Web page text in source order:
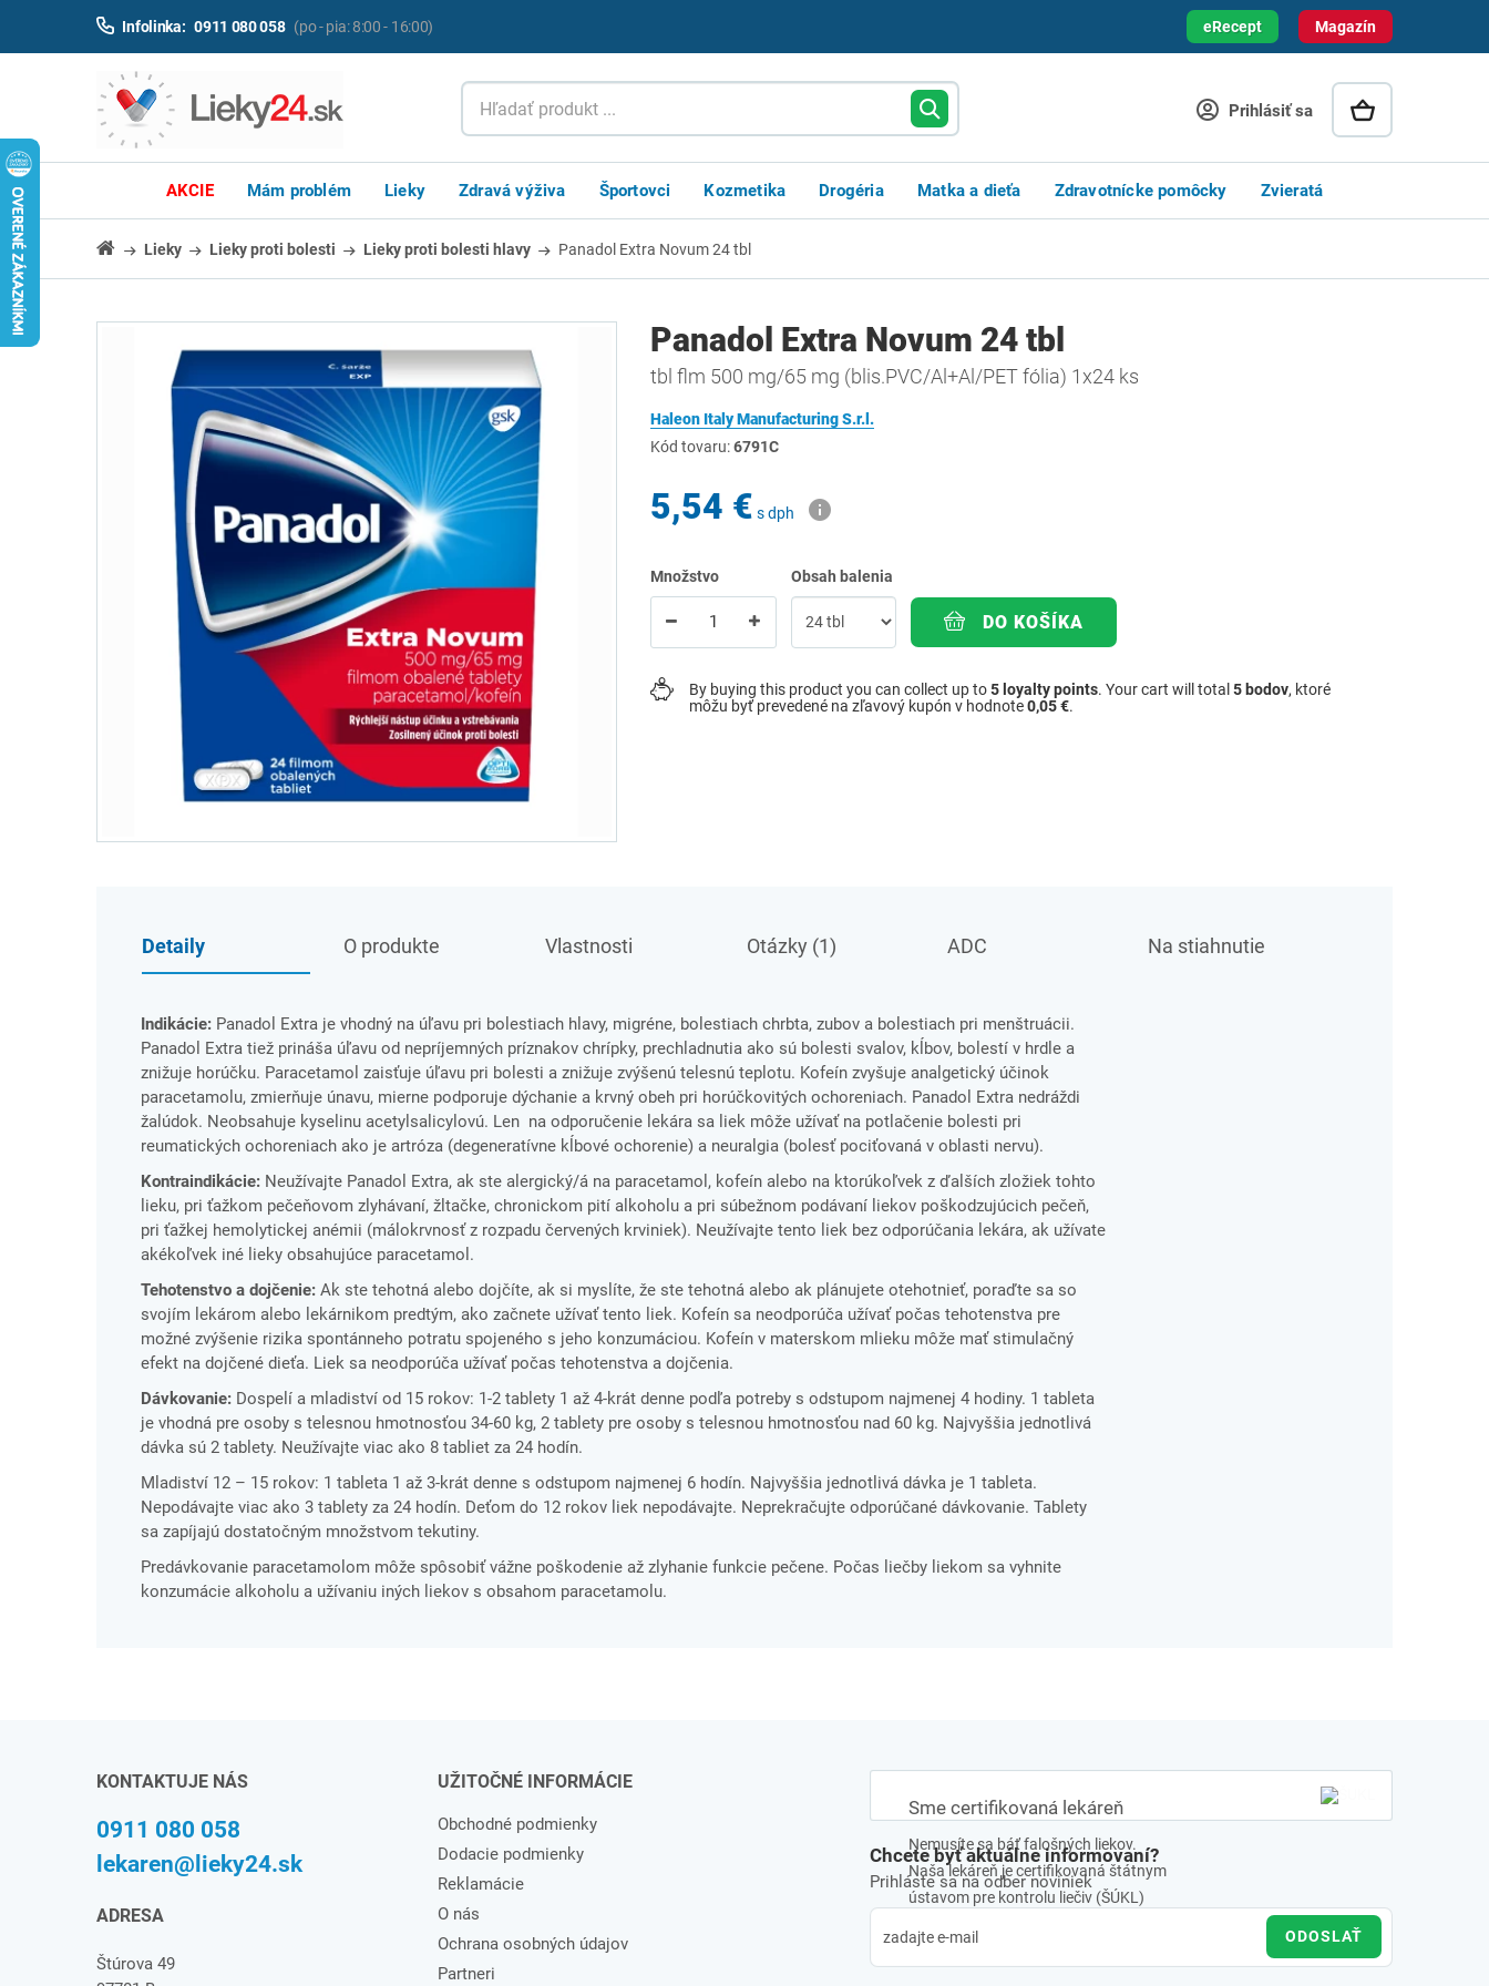
Magazín
Infolinka: 0911 080 058 (po - pia: 8:00 - 16:00) eRecept
Prihlásiť sa
AKCIE Mám problém Lieky Zdravá výživa Športovci Kozmetika Drogéria Matka a dieťa Zdravotnícke pomôcky Zvieratá
Lieky Lieky proti bolesti Lieky proti bolesti hlavy Panadol Extra Novum 24 tbl
Panadol Extra Novum 24 tbl
tbl flm 500 mg/65 mg (blis.PVC/Al+Al/PET fólia) 1x24 ks
Haleon Italy Manufacturing S.r.l.
Kód tovaru:6791C
5,54 € s dph
Množstvo Obsah balenia
DO KOŠÍKA
By buying this product you can collect up to5 loyalty points. Your cart will total 5 bodov, ktoré
môžu byť prevedené na zľavový kupón v hodnote0,05 €.
Detaily O produkte Vlastnosti Otázky (1) ADC Na stiahnutie
Indikácie: Panadol Extra je vhodný na úľavu pri bolestiach hlavy, migréne, bolestiach chrbta, zubov a bolestiach pri menštruácii.
Panadol Extra tiež prináša úľavu od nepríjemných príznakov chrípky, prechladnutia ako sú bolesti svalov, kĺbov, bolestí v hrdle a
znižuje horúčku. Paracetamol zaisťuje úľavu pri bolesti a znižuje zvýšenú telesnú teplotu. Kofeín zvyšuje analgetický účinok
paracetamolu, zmierňuje únavu, mierne podporuje dýchanie a krvný obeh pri horúčkovitých ochoreniach. Panadol Extra nedráždi
žalúdok. Neobsahuje kyselinu acetylsalicylovú. Len na odporučenie lekára sa liek môže užívať na potlačenie bolesti pri
reumatických ochoreniach ako je artróza (degeneratívne kĺbové ochorenie) a neuralgia (bolesť pociťovaná v oblasti nervu).
Kontraindikácie: Neužívajte Panadol Extra, ak ste alergický/á na paracetamol, kofeín alebo na ktorúkoľvek z ďalších zložiek tohto
lieku, pri ťažkom pečeňovom zlyhávaní, žltačke, chronickom pití alkoholu a pri súbežnom podávaní liekov poškodzujúcich pečeň,
pri ťažkej hemolytickej anémii (málokrvnosť z rozpadu červených krviniek). Neužívajte tento liek bez odporúčania lekára, ak užívate
akékoľvek iné lieky obsahujúce paracetamol.
Tehotenstvo a dojčenie: Ak ste tehotná alebo dojčíte, ak si myslíte, že ste tehotná alebo ak plánujete otehotnieť, poraďte sa so
svojím lekárom alebo lekárnikom predtým, ako začnete užívať tento liek. Kofeín sa neodporúča užívať počas tehotenstva pre
možné zvýšenie rizika spontánneho potratu spojeného s jeho konzumáciou. Kofeín v materskom mlieku môže mať stimulačný
efekt na dojčené dieťa. Liek sa neodporúča užívať počas tehotenstva a dojčenia.
Dávkovanie: Dospelí a mladiství od 15 rokov: 1-2 tablety 1 až 4-krát denne podľa potreby s odstupom najmenej 4 hodiny. 1 tableta
je vhodná pre osoby s telesnou hmotnosťou 34-60 kg, 2 tablety pre osoby s telesnou hmotnosťou nad 60 kg. Najvyššia jednotlivá
dávka sú 2 tablety. Neužívajte viac ako 8 tabliet za 24 hodín.
Mladiství 12 – 15 rokov: 1 tableta 1 až 3-krát denne s odstupom najmenej 6 hodín. Najvyššia jednotlivá dávka je 1 tableta.
Nepodávajte viac ako 3 tablety za 24 hodín. Deťom do 12 rokov liek nepodávajte. Neprekračujte odporúčané dávkovanie. Tablety
sa zapíjajú dostatočným množstvom tekutiny.
Predávkovanie paracetamolom môže spôsobiť vážne poškodenie až zlyhanie funkcie pečene. Počas liečby liekom sa vyhnite
konzumácie alkoholu a užívaniu iných liekov s obsahom paracetamolu.
Sme certifikovaná lekáreň
Nemusíte sa báť falošných liekov.
Naša lekáreň je certifikovaná štátnym
ústavom pre kontrolu liečiv (ŠÚKL)
KONTAKTUJE NÁS
0911 080 058
lekaren@lieky24.sk
ADRESA
Štúrova 49
UŽITOČNÉ INFORMÁCIE
Obchodné podmienky
Dodacie podmienky
Reklamácie
O nás
Ochrana osobných údajov
Partneri
Chcete byť aktuálne informovaní?
Prihláste sa na odber noviniek
ODOSLAŤ